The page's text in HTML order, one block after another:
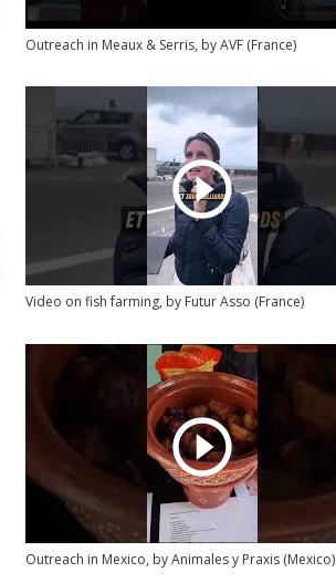
Outreach in Meaux & Serris, by AVF (France)
Video on fish farming, by Futur Asso (France)
Outreach in Mexico, by Animales y Praxis (Mexico)